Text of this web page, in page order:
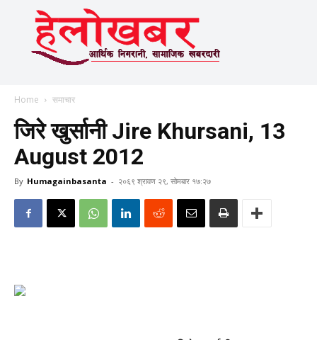
Home समाचार
जिरे खुर्सानी Jire Khursani, 13
August 2012
By Humagainbasanta - २०६९ श्रावण २९, सोमबार १७:२७